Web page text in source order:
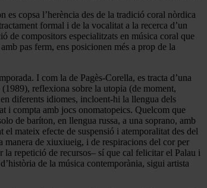
es copsa l’herència des de la tradició coral nòrdica
formal i de la vocalitat a la recerca d’un
de compositors especialitzats en música coral que
pas ferm, ens posicionen més a prop de la
I com la de Pagès-Corella, es tracta d’una
reflexiona sobre la utopia (de moment,
diferents idiomes, incloent-hi la llengua dels
i compta amb jocs onomatopeics. Quelcom que
de baríton, en llengua russa, a una soprano, amb
mateix efecte de suspensió i atemporalitat des del
manera de xiuxiueig, i de respiracions del cor per
repetició de recursos– sí que cal felicitar el Palau i
de la música contemporània, sigui artista